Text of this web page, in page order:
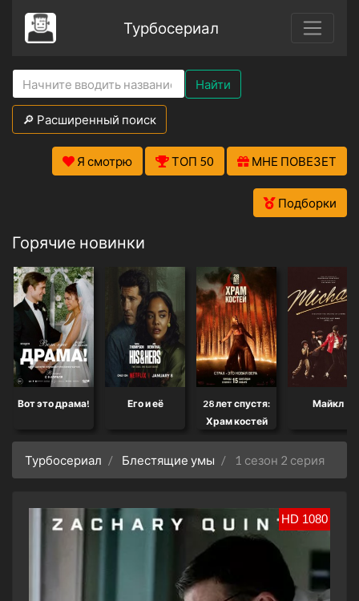
Турбосериал
Найти
🔎 Расширенный поиск
Я смотрю ТОП 50 МНЕ ПОВЕЗЕТ
Подборки
Горячие новинки
Вот это драма! Его и её
28 лет спустя:
Храм костей
Майкл
Турбосериал Блестящие умы 1 сезон 2 серия
HD 1080